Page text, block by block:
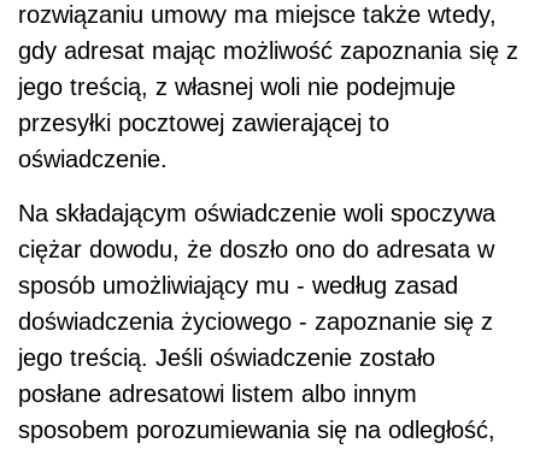
rozwiązaniu umowy ma miejsce także wtedy,
gdy adresat mając możliwość zapoznania się z
jego treścią, z własnej woli nie podejmuje
przesyłki pocztowej zawierającej to
oświadczenie.
Na składającym oświadczenie woli spoczywa
ciężar dowodu, że doszło ono do adresata w
sposób umożliwiający mu - według zasad
doświadczenia życiowego - zapoznanie się z
jego treścią. Jeśli oświadczenie zostało
posłane adresatowi listem albo innym
sposobem porozumiewania się na odległość,